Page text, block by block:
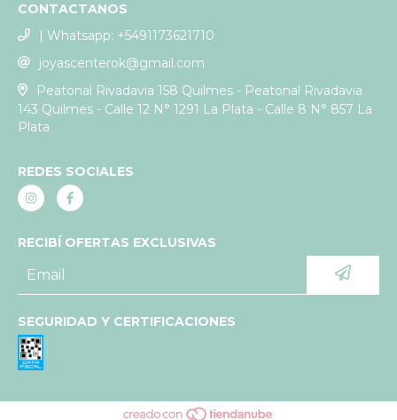
CONTACTANOS
| Whatsapp: +5491173621710
joyascenterok@gmail.com
Peatonal Rivadavia 158 Quilmes - Peatonal Rivadavia
143 Quilmes - Calle 12 N° 1291 La Plata - Calle 8 N° 857 La
Plata
REDES SOCIALES
RECIBÍ OFERTAS EXCLUSIVAS
SEGURIDAD Y CERTIFICACIONES